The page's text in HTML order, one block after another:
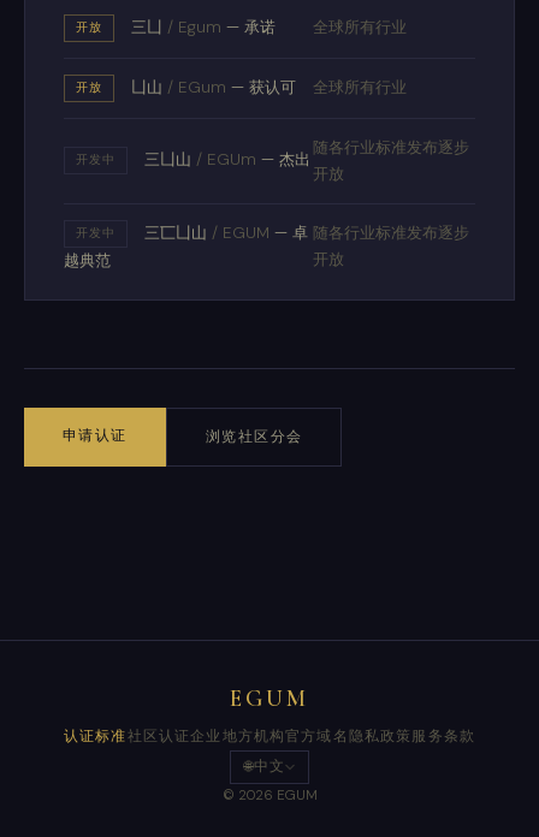
开放 三凵 / Egum — 承诺 全球所有行业
开放 凵山 / EGum — 获认可 全球所有行业
开发中 三凵山 / EGUm — 杰出
随各行业标准发布逐步
开放
开发中 三匸凵山 / EGUM — 卓
越典范
随各行业标准发布逐步
开放
申请认证 浏览社区分会
EGUM
认证标准社区认证企业 地方机构官方域名 隐私政策 服务条款
🌐中文
© 2026 EGUM